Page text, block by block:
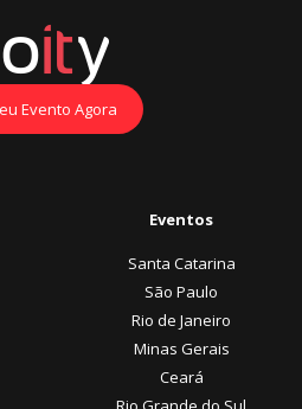
Evento Agora
Eventos
Santa Catarina
São Paulo
Rio de Janeiro
Minas Gerais
Ceará